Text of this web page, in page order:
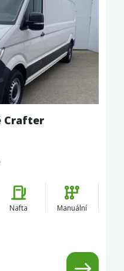
Crafter
Nafta Manuální